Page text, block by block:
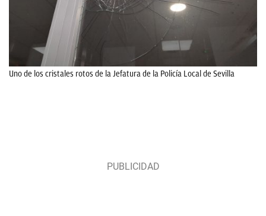
Uno de los cristales rotos de la Jefatura de la Policía Local de Sevilla